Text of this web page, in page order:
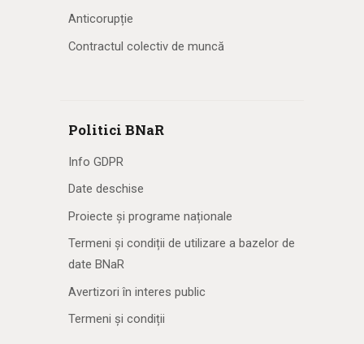
Anticorupție
Contractul colectiv de muncă
Politici BNaR
Info GDPR
Date deschise
Proiecte și programe naționale
Termeni și condiții de utilizare a bazelor de
date BNaR
Avertizori în interes public
Termeni și condiții